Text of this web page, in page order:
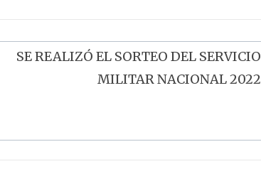
SE REALIZÓ EL SORTEO DEL SERVICIO
MILITAR NACIONAL 2022